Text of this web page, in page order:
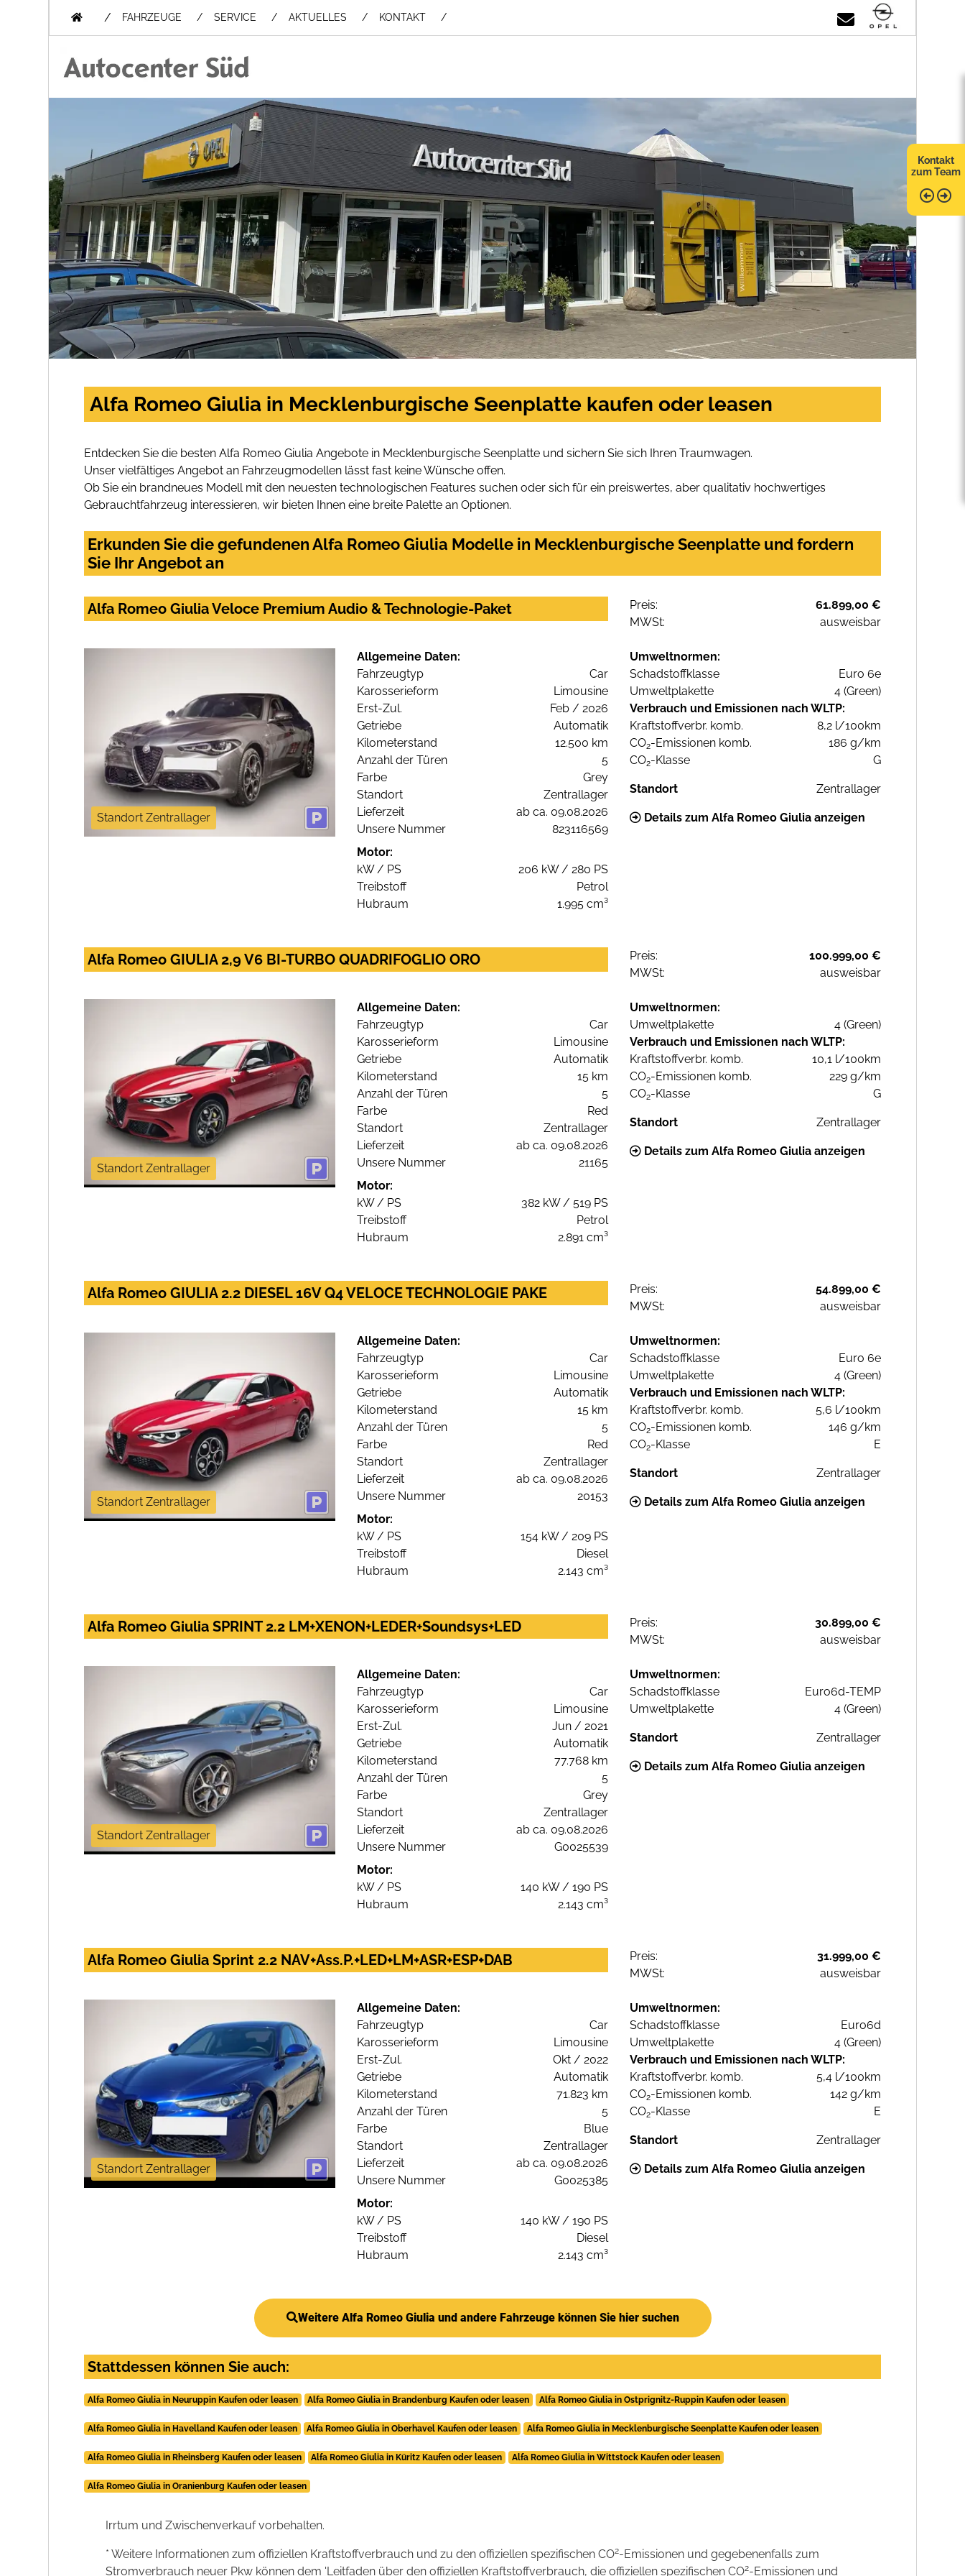
/ FAHRZEUGE SERVICE AKTUELLES KONTAKT
Kontakt
zum Team
Alfa Romeo Giulia in Mecklenburgische Seenplatte kaufen oder leasen
Entdecken Sie die besten Alfa Romeo Giulia Angebote in Mecklenburgische Seenplatte und sichern Sie sich Ihren Traumwagen.
Unser vielfältiges Angebot an Fahrzeugmodellen lässt fast keine Wünsche offen.
Ob Sie ein brandneues Modell mit den neuesten technologischen Features suchen oder sich für ein preiswertes, aber qualitativ hochwertiges
Gebrauchtfahrzeug interessieren, wir bieten Ihnen eine breite Palette an Optionen.
Erkunden Sie die gefundenen Alfa Romeo Giulia Modelle in Mecklenburgische Seenplatte und fordern
Sie Ihr Angebot an
Alfa Romeo Giulia Veloce Premium Audio & Technologie-Paket Preis:
61.899,00 €
MWSt:
ausweisbar
Standort Zentrallager
Allgemeine Daten:
Fahrzeugtyp
Car
Karosserieform
Limousine
Erst-Zul.
Feb / 2026
Getriebe
Automatik
Kilometerstand
12.500 km
Anzahl der Türen
5
Farbe
Grey
Standort
Zentrallager
Lieferzeit
ab ca. 09.08.2026
Unsere Nummer
823116569
Motor:
kW / PS
206 kW / 280 PS
Treibstoff
Petrol
Hubraum
1.995 cm³
Umweltnormen:
Schadstoffklasse
Euro 6e
Umweltplakette
4 (Green)
Verbrauch und Emissionen nach WLTP:
Kraftstoffverbr. komb.
8,2 l/100km
CO2-Emissionen komb.
186 g/km
CO2-Klasse G
Standort Zentrallager
Details zum Alfa Romeo Giulia anzeigen
Alfa Romeo GIULIA 2,9 V6 BI-TURBO QUADRIFOGLIO ORO Preis:
100.999,00 €
MWSt:
ausweisbar
Standort Zentrallager
Allgemeine Daten:
Fahrzeugtyp
Car
Karosserieform
Limousine
Getriebe
Automatik
Kilometerstand
15 km
Anzahl der Türen
5
Farbe
Red
Standort
Zentrallager
Lieferzeit
ab ca. 09.08.2026
Unsere Nummer
21165
Motor:
kW / PS
382 kW / 519 PS
Treibstoff
Petrol
Hubraum
2.891 cm³
Umweltnormen:
Umweltplakette
4 (Green)
Verbrauch und Emissionen nach WLTP:
Kraftstoffverbr. komb.
10,1 l/100km
CO2-Emissionen komb.
229 g/km
CO2-Klasse G
Standort Zentrallager
Details zum Alfa Romeo Giulia anzeigen
Alfa Romeo GIULIA 2.2 DIESEL 16V Q4 VELOCE TECHNOLOGIE PAKE Preis:
54.899,00 €
MWSt:
ausweisbar
Standort Zentrallager
Allgemeine Daten:
Fahrzeugtyp
Car
Karosserieform
Limousine
Getriebe
Automatik
Kilometerstand
15 km
Anzahl der Türen
5
Farbe
Red
Standort
Zentrallager
Lieferzeit
ab ca. 09.08.2026
Unsere Nummer
20153
Motor:
kW / PS
154 kW / 209 PS
Treibstoff
Diesel
Hubraum
2.143 cm³
Umweltnormen:
Schadstoffklasse
Euro 6e
Umweltplakette
4 (Green)
Verbrauch und Emissionen nach WLTP:
Kraftstoffverbr. komb.
5,6 l/100km
CO2-Emissionen komb.
146 g/km
CO2-Klasse E
Standort Zentrallager
Details zum Alfa Romeo Giulia anzeigen
Alfa Romeo Giulia SPRINT 2.2 LM+XENON+LEDER+Soundsys+LED Preis:
30.899,00 €
MWSt:
ausweisbar
Standort Zentrallager
Allgemeine Daten:
Fahrzeugtyp
Car
Karosserieform
Limousine
Erst-Zul.
Jun / 2021
Getriebe
Automatik
Kilometerstand
77.768 km
Anzahl der Türen
5
Farbe
Grey
Standort
Zentrallager
Lieferzeit
ab ca. 09.08.2026
Unsere Nummer
G0025539
Motor:
kW / PS
140 kW / 190 PS
Hubraum
2.143 cm³
Umweltnormen:
Schadstoffklasse
Euro6d-TEMP
Umweltplakette
4 (Green)
Standort Zentrallager
Details zum Alfa Romeo Giulia anzeigen
Alfa Romeo Giulia Sprint 2.2 NAV+Ass.P.+LED+LM+ASR+ESP+DAB Preis:
31.999,00 €
MWSt:
ausweisbar
Standort Zentrallager
Allgemeine Daten:
Fahrzeugtyp
Car
Karosserieform
Limousine
Erst-Zul.
Okt / 2022
Getriebe
Automatik
Kilometerstand
71.823 km
Anzahl der Türen
5
Farbe
Blue
Standort
Zentrallager
Lieferzeit
ab ca. 09.08.2026
Unsere Nummer
G0025385
Motor:
kW / PS
140 kW / 190 PS
Treibstoff
Diesel
Hubraum
2.143 cm³
Umweltnormen:
Schadstoffklasse
Euro6d
Umweltplakette
4 (Green)
Verbrauch und Emissionen nach WLTP:
Kraftstoffverbr. komb.
5,4 l/100km
CO2-Emissionen komb.
142 g/km
CO2-Klasse E
Standort Zentrallager
Details zum Alfa Romeo Giulia anzeigen
Weitere Alfa Romeo Giulia und andere Fahrzeuge können Sie hier suchen
Stattdessen können Sie auch:
Alfa Romeo Giulia in Neuruppin Kaufen oder leasen Alfa Romeo Giulia in Brandenburg Kaufen oder leasen Alfa Romeo Giulia in Ostprignitz-Ruppin Kaufen oder leasen
Alfa Romeo Giulia in Havelland Kaufen oder leasen Alfa Romeo Giulia in Oberhavel Kaufen oder leasen Alfa Romeo Giulia in Mecklenburgische Seenplatte Kaufen oder leasen
Alfa Romeo Giulia in Rheinsberg Kaufen oder leasen Alfa Romeo Giulia in Küritz Kaufen oder leasen Alfa Romeo Giulia in Wittstock Kaufen oder leasen
Alfa Romeo Giulia in Oranienburg Kaufen oder leasen
Irrtum und Zwischenverkauf vorbehalten.
* Weitere Informationen zum offiziellen Kraftstoffverbrauch und zu den offiziellen spezifischen CO2-Emissionen und gegebenenfalls zum
Stromverbrauch neuer Pkw können dem 'Leitfaden über den offiziellen Kraftstoffverbrauch, die offiziellen spezifischen CO2-Emissionen und